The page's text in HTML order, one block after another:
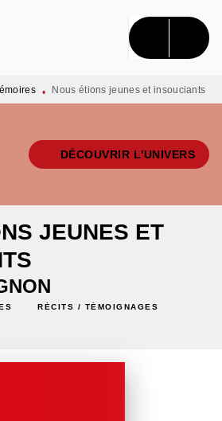
CONTENU
• Nous étions jeunes et insouciants
DÉCOUVRIR L'UNIVERS
JEUNES ET
RÉCITS / TÉMOIGNAGES